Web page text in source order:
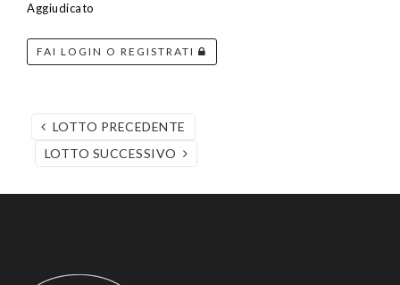
Aggiudicato
FAI LOGIN O REGISTRATI
LOTTO PRECEDENTE
LOTTO SUCCESSIVO